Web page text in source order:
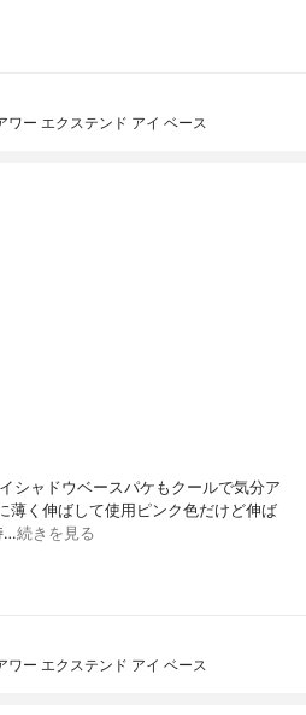
ワー エクステンド アイ ベース
シャドウベースパケもクールで気分ア
薄く伸ばして使用ピンク色だけど伸ば
…続きを見る
ワー エクステンド アイ ベース